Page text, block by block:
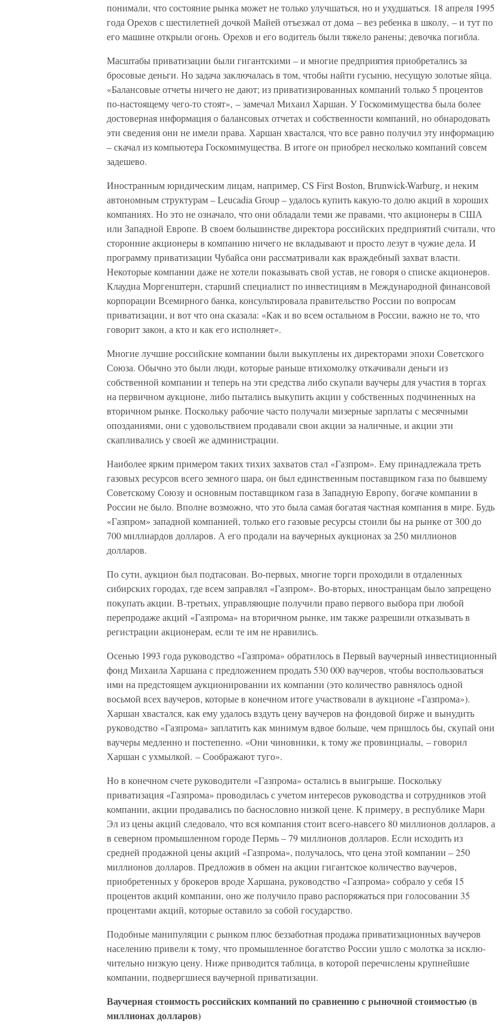
понимали, что состояние рынка может не только улучшаться, но и ухудшаться. 18 апреля 1995
года Орехов с шестилетней дочкой Майей отъезжал от дома – вез ребенка в школу, – и тут по
его машине открыли огонь. Орехов и его водитель были тяжело ранены; девочка погибла.
Масштабы приватизации были гигантскими – и многие предприятия приобретались за
бросовые деньги. Но задача заключалась в том, чтобы найти гусыню, несущую золотые яйца.
«Балансовые отчеты ничего не дают; из приватизированных компаний только 5 процентов
по-настоящему чего-то стоят», – замечал Михаил Харшан. У Госкомимущества была более
достоверная информация о балансовых отчетах и собственности компаний, но обнародовать
эти сведения они не имели права. Харшан хвастался, что все равно получил эту информацию
– скачал из компьютера Госкомимущества. В итоге он приобрел несколько компаний совсем
задешево.
Иностранным юридическим лицам, например, CS First Boston, Brunwick-Warburg, и неким
автономным структурам – Leuсadia Group – удалось купить какую-то долю акций в хороших
компаниях. Но это не означало, что они обладали теми же правами, что акционеры в США
или Западной Европе. В своем большинстве директора российских предприятий считали, что
сторонние акционеры в компанию ничего не вкладывают и просто лезут в чужие дела. И
программу приватизации Чубайса они рассматривали как враждебный захват власти.
Некоторые компании даже не хотели показывать свой устав, не говоря о списке акционеров.
Клаудиа Моргенштерн, старший специалист по инвестициям в Международной финансовой
корпорации Всемирного банка, консультировала правительство России по вопросам
приватизации, и вот что она сказала: «Как и во всем остальном в России, важно не то, что
говорит закон, а кто и как его исполняет».
Многие лучшие российские компании были выкуплены их директорами эпохи Советского
Союза. Обычно это были люди, которые раньше втихомолку откачивали деньги из
собственной компании и теперь на эти средства либо скупали ваучеры для участия в торгах
на первичном аукционе, либо пытались выкупить акции у собственных подчиненных на
вторичном рынке. Поскольку рабочие часто получали мизерные зарплаты с месячными
опозданиями, они с удовольствием продавали свои акции за наличные, и акции эти
скапливались у своей же администрации.
Наиболее ярким примером таких тихих захватов стал «Газ­пром». Ему принадлежала треть
газовых ресурсов всего земного шара, он был единственным поставщиком газа по бывшему
Советскому Союзу и основным поставщиком газа в Западную Европу, богаче компании в
России не было. Вполне возможно, что это была самая богатая частная компания в мире. Будь
«Газпром» западной компанией, только его газовые ресурсы стоили бы на рынке от 300 до
700 миллиардов долларов. А его продали на ваучерных аукционах за 250 миллионов
долларов.
По сути, аукцион был подтасован. Во-первых, многие торги проходили в отдаленных
сибирских городах, где всем заправлял «Газпром». Во-вторых, иностранцам было запрещено
покупать акции. В-третьих, управляющие получили право первого выбора при любой
перепродаже акций «Газпрома» на вторичном рынке, им также разрешили отказывать в
регистрации акционерам, если те им не нравились.
Осенью 1993 года руководство «Газпрома» обратилось в Первый ваучерный инвестиционный
фонд Михаила Харшана с предложением продать 530 000 ваучеров, чтобы воспользоваться
ими на предстоящем аукционировании их компании (это количество равнялось одной
восьмой всех ваучеров, которые в конечном итоге участвовали в аукционе «Газпрома»).
Харшан хвастался, как ему удалось вздуть цену ваучеров на фондовой бирже и вынудить
руководство «Газпрома» заплатить как минимум вдвое больше, чем пришлось бы, скупай они
ваучеры медленно и постепенно. «Они чиновники, к тому же провинциалы, – говорил
Харшан с ухмылкой. – Соображают туго».
Но в конечном счете руководители «Газпрома» остались в выигрыше. Поскольку
приватизация «Газпрома» проводилась с учетом интересов руководства и сотрудников этой
компании, акции продавались по баснословно низкой цене. К примеру, в республике Мари
Эл из цены акций следовало, что вся компания стоит всего-навсего 80 миллионов долларов, а
в северном промышленном городе Пермь – 79 миллионов долларов. Если исходить из
средней продажной цены акций «Газпрома», получалось, что цена этой компании – 250
миллионов долларов. Предложив в обмен на акции гигантское количество ваучеров,
приобретенных у брокеров вроде Харшана, руководство «Газпрома» собрало у себя 15
процентов акций компании, оно же получило право распоряжаться при голосовании 35
процентами акций, которые оставило за собой государство.
Подобные манипуляции с рынком плюс беззаботная продажа приватизационных ваучеров
населению привели к тому, что промышленное богатство России ушло с молотка за исклю­
чительно низкую цену. Ниже приводится таблица, в которой перечислены крупнейшие
компании, подвергшиеся ваучерной привати­зации.
Ваучерная стоимость российских компаний по сравнению с рыночной стоимостью (в
миллионах долларов)